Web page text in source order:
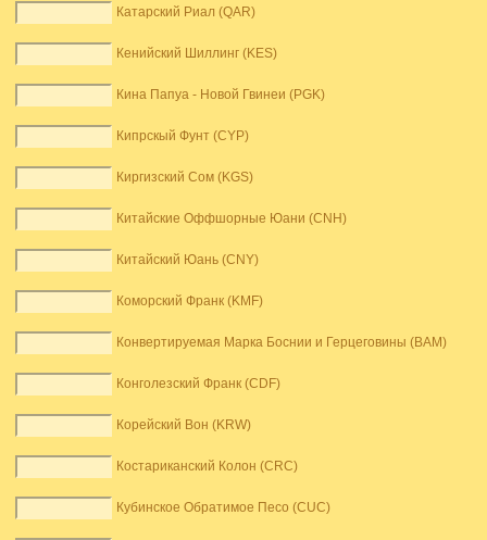
Катарский Риал (QAR)
Кенийский Шиллинг (KES)
Кина Папуа - Новой Гвинеи (PGK)
Кипрскый Фунт (CYP)
Киргизский Сом (KGS)
Китайские Оффшорные Юани (CNH)
Китайский Юань (CNY)
Коморский Франк (KMF)
Конвертируемая Марка Боснии и Герцеговины (BAM)
Конголезский Франк (CDF)
Корейский Вон (KRW)
Костариканский Колон (CRC)
Кубинское Обратимое Песо (CUC)